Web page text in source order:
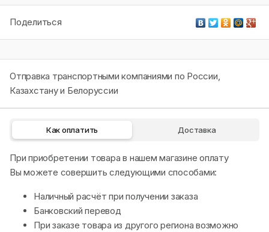
Поделиться
Отправка транспортными компаниями по России,
Казахстану и Белоруссии
Как оплатить Доставка
При приобретении товара в нашем магазине оплату
Вы можете совершить следующими способами:
Наличный расчёт при получении заказа
Банковский перевод
При заказе товара из другого региона возможно